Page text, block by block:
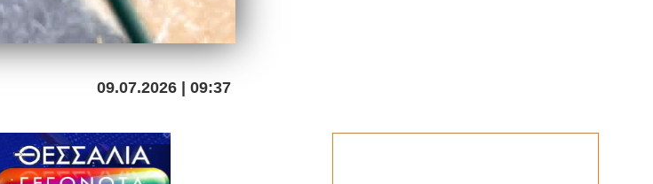
09.07.2026 | 09:37